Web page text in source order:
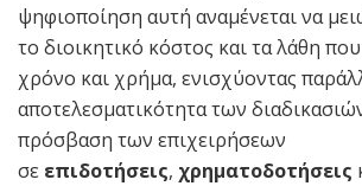
ψηφιοποίηση αυτή αναμένεται να
το διοικητικό κόστος και τα λάθη
χρόνο και χρήμα, ενισχύοντας
αποτελεσματικότητα των
πρόσβαση των επιχειρήσεων
σε επιδοτήσεις, χρηματοδοτήσεις